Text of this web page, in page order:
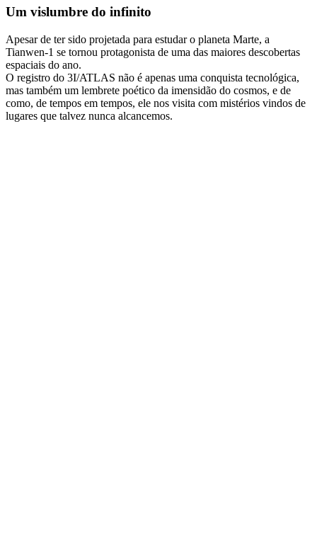
Um vislumbre do infinito
Apesar de ter sido projetada para estudar o planeta Marte, a
Tianwen-1 se tornou protagonista de uma das maiores descobertas
espaciais do ano.
O registro do 3I/ATLAS não é apenas uma conquista tecnológica,
mas também um lembrete poético da imensidão do cosmos, e de
como, de tempos em tempos, ele nos visita com mistérios vindos de
lugares que talvez nunca alcancemos.